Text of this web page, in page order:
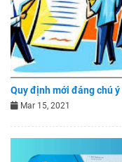
Quy định mới đáng chú
Mar 15, 2021